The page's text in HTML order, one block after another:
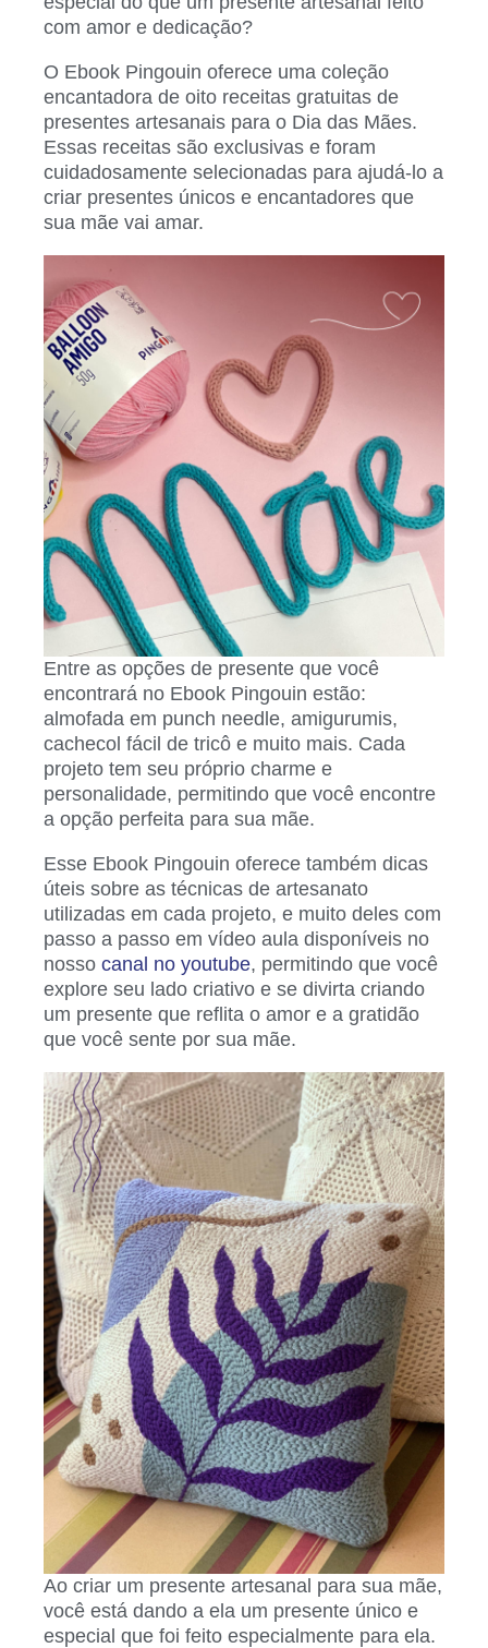
com amor e dedicação?
O Ebook Pingouin oferece uma coleção
encantadora de oito receitas gratuitas de
presentes artesanais para o Dia das Mães.
Essas receitas são exclusivas e foram
cuidadosamente selecionadas para ajudá-lo a
criar presentes únicos e encantadores que
sua mãe vai amar.
Entre as opções de presente que você
encontrará no Ebook Pingouin estão:
almofada em punch needle, amigurumis,
cachecol fácil de tricô e muito mais. Cada
projeto tem seu próprio charme e
personalidade, permitindo que você encontre
a opção perfeita para sua mãe.
Esse Ebook Pingouin oferece também dicas
úteis sobre as técnicas de artesanato
utilizadas em cada projeto, e muito deles com
passo a passo em vídeo aula disponíveis no
nosso canal no youtube, permitindo que você
explore seu lado criativo e se divirta criando
um presente que reflita o amor e a gratidão
que você sente por sua mãe.
Ao criar um presente artesanal para sua mãe,
você está dando a ela um presente único e
especial que foi feito especialmente para ela.